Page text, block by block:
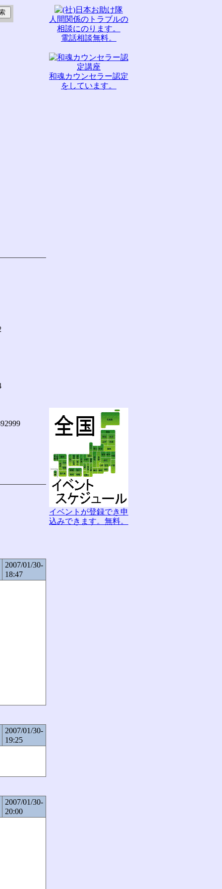
2007/01/30-
18:47
2007/01/30-
19:25
2007/01/30-
20:00
人間関係のトラブルの
相談にのります。
電話相談無料。
和魂カウンセラー認定
をしています。
イベントが登録でき申
込みできます。無料。